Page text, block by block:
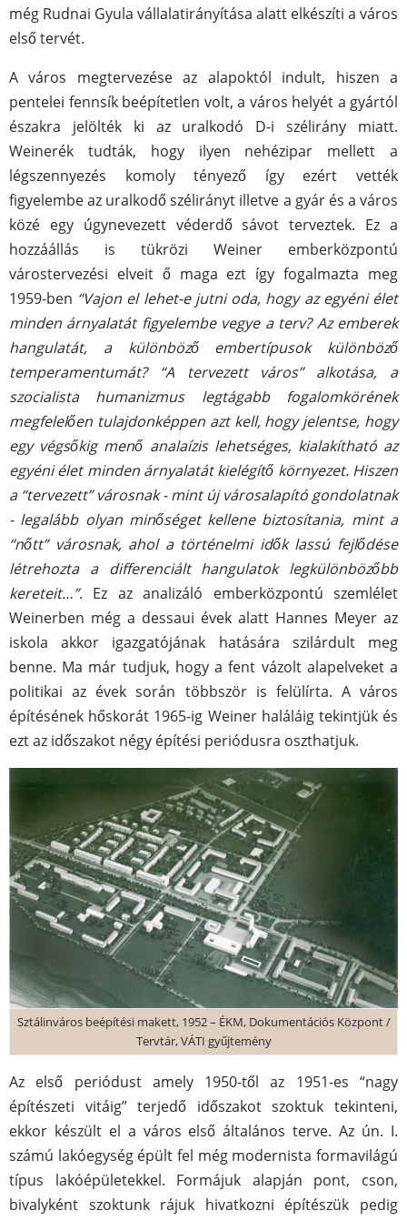
még Rudnai Gyula vállalatirányítása alatt elkészíti a város
első tervét.
A város megtervezése az alapoktól indult, hiszen a
pentelei fennsík beépítetlen volt, a város helyét a gyártól
északra jelölték ki az uralkodó D-i szélirány miatt.
Weinerék tudták, hogy ilyen nehézipar mellett a
légszennyezés komoly tényező így ezért vették
figyelembe az uralkodő szélirányt illetve a gyár és a város
közé egy úgynevezett véderdő sávot terveztek. Ez a
hozzáállás is tükrözi Weiner emberközpontú
várostervezési elveit ő maga ezt így fogalmazta meg
1959-ben “Vajon el lehet-e jutni oda, hogy az egyéni élet
minden árnyalatát figyelembe vegye a terv? Az emberek
hangulatát, a különböző embertípusok különböző
temperamentumát? “A tervezett város” alkotása, a
szocialista humanizmus legtágabb fogalomkörének
megfelelően tulajdonképpen azt kell, hogy jelentse, hogy
egy végsőkig menő analaízis lehetséges, kialakítható az
egyéni élet minden árnyalatát kielégítő környezet. Hiszen
a “tervezett” városnak - mint új városalapító gondolatnak
- legalább olyan minőséget kellene biztosítania, mint a
“nőtt” városnak, ahol a történelmi idők lassú fejlődése
létrehozta a differenciált hangulatok legkülönbözőbb
kereteit…”. Ez az analizáló emberközpontú szemlélet
Weinerben még a dessaui évek alatt Hannes Meyer az
iskola akkor igazgatójának hatására szilárdult meg
benne. Ma már tudjuk, hogy a fent vázolt alapelveket a
politikai az évek során többször is felülírta. A város
építésének hőskorát 1965-ig Weiner haláláig tekintjük és
ezt az időszakot négy építési periódusra oszthatjuk.
Sztálinváros beépítési makett, 1952 – ÉKM, Dokumentációs Központ /
Tervtár, VÁTI gyűjtemény
Az első periódust amely 1950-től az 1951-es “nagy
építészeti vitáig” terjedő időszakot szoktuk tekinteni,
ekkor készült el a város első általános terve. Az ún. I.
számú lakóegység épült fel még modernista formavilágú
típus lakóépületekkel. Formájuk alapján pont, cson,
bivalyként szoktunk rájuk hivatkozni építészük pedig